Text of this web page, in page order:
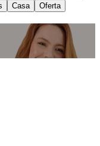
Casa Oferta